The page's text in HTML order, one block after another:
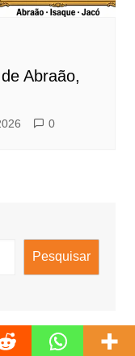
Abraão,
0
Pesquisar